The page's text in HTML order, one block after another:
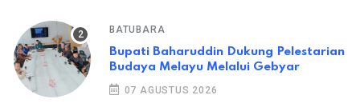
BATUBARA
Bupati Baharuddin Dukung Pelestarian
Budaya Melayu Melalui Gebyar
07 AGUSTUS 2026